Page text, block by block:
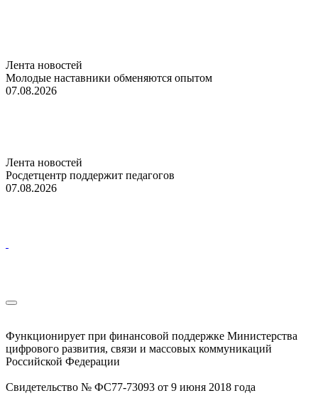
Лента новостей
Молодые наставники обменяются опытом
07.08.2026
Лента новостей
Росдетцентр поддержит педагогов
07.08.2026
Функционирует при финансовой поддержке Министерства
цифрового развития, связи и массовых коммуникаций
Российской Федерации
Свидетельство № ФС77-73093 от 9 июня 2018 года